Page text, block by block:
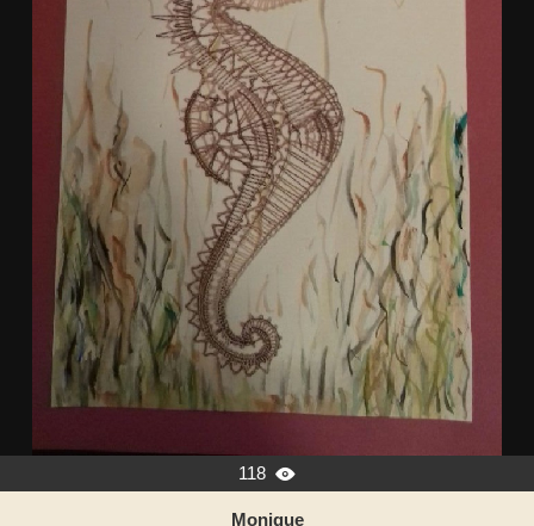
118 
Monique